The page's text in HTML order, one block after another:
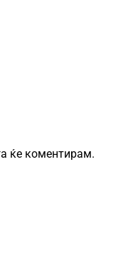
ќе коментирам.